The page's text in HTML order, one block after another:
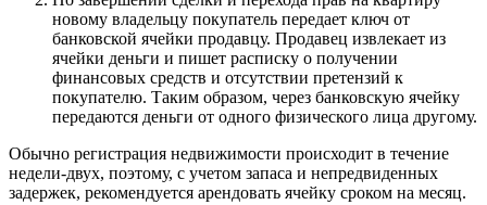
новому владельцу покупатель передает ключ от
банковской ячейки продавцу. Продавец извлекает из
ячейки деньги и пишет расписку о получении
финансовых средств и отсутствии претензий к
покупателю. Таким образом, через банковскую ячейку
передаются деньги от одного физического лица другому.
Обычно регистрация недвижимости происходит в течение
недели-двух, поэтому, с учетом запаса и непредвиденных
задержек, рекомендуется арендовать ячейку сроком на месяц.